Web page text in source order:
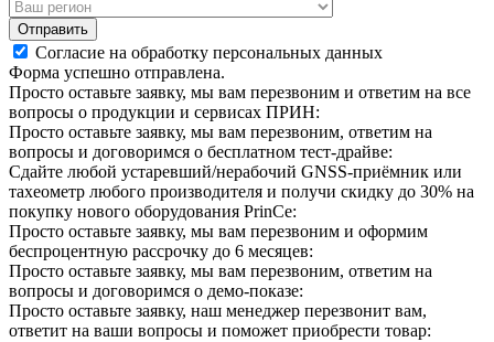
Отправить
Согласие на обработку персональных данных
Форма успешно отправлена.
Просто оставьте заявку, мы вам перезвоним и ответим на все
вопросы о продукции и сервисах ПРИН:
Просто оставьте заявку, мы вам перезвоним, ответим на
вопросы и договоримся о бесплатном тест-драйве:
Сдайте любой устаревший/нерабочий GNSS-приёмник или
тахеометр любого производителя и получи скидку до 30% на
покупку нового оборудования PrinCe:
Просто оставьте заявку, мы вам перезвоним и оформим
беспроцентную рассрочку до 6 месяцев:
Просто оставьте заявку, мы вам перезвоним, ответим на
вопросы и договоримся о демо-показе:
Просто оставьте заявку, наш менеджер перезвонит вам,
ответит на ваши вопросы и поможет приобрести товар: